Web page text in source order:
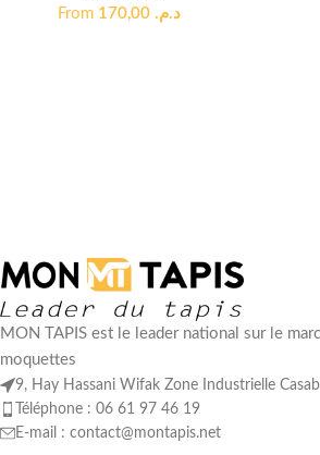
From
د.م.
MON TAPIS est le leader national sur le
moquettes
9, Hay Hassani Wifak Zone Industrielle
Téléphone : 06 61 97 46 19
E-mail : contact@montapis.net